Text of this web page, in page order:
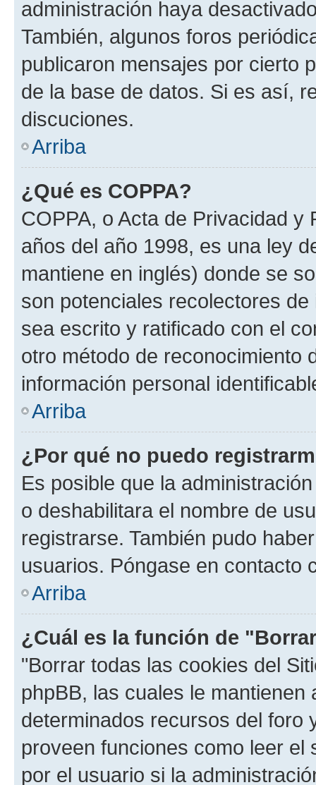
administración haya
También, algunos foros
publicaron mensajes por cierto
de la base de datos. Si es así,
discuciones.
Arriba
¿Qué es COPPA?
COPPA, o Acta de Privacidad
años del año 1998, es una ley
mantiene en inglés) donde se
son potenciales recolectores
sea escrito y ratificado con el
otro método de reconocimiento
información personal
Arriba
¿Por qué no puedo
Es posible que la
o deshabilitara el nombre de
registrarse. También pudo
usuarios. Póngase en contacto
Arriba
¿Cuál es la función de
"Borrar todas las cookies del
phpBB, las cuales le
determinados recursos del foro
proveen funciones como leer el
por el usuario si la